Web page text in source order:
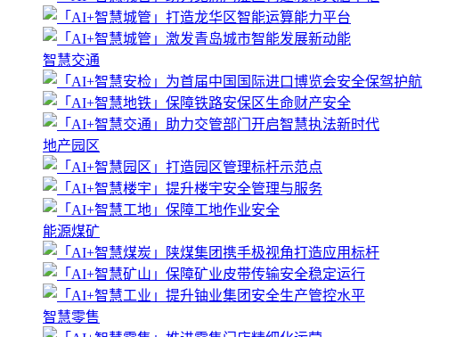
智慧交通
地产园区
能源煤矿
智慧零售